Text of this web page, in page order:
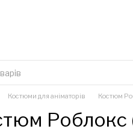
Костюми для аніматорів Костюм
Роблокс